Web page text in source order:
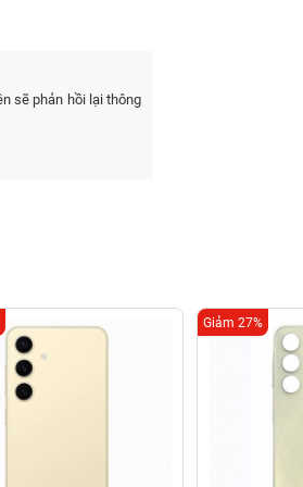
giá mới nhất
sẽ phản hồi lại thông
Giảm 27%